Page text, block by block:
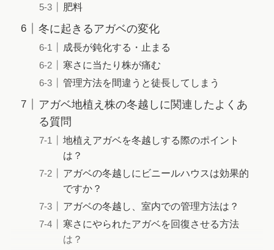
肥料
冬に起きるアガベの変化
成長が鈍化する・止まる
寒さに当たり株が痛む
管理方法を間違うと徒長してしまう
アガベ地植え株の冬越しに関連したよくあ
る質問
地植えアガベを冬越しする際のポイント
は？
アガベの冬越しにビニールハウスは効果的
ですか？
アガベの冬越し、室内での管理方法は？
寒さにやられたアガベを回復させる方法
は？